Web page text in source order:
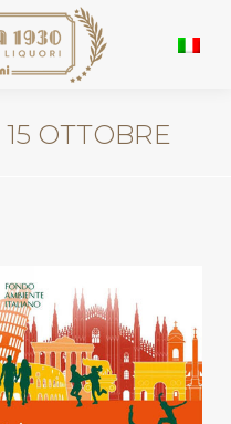
15 OTTOBRE